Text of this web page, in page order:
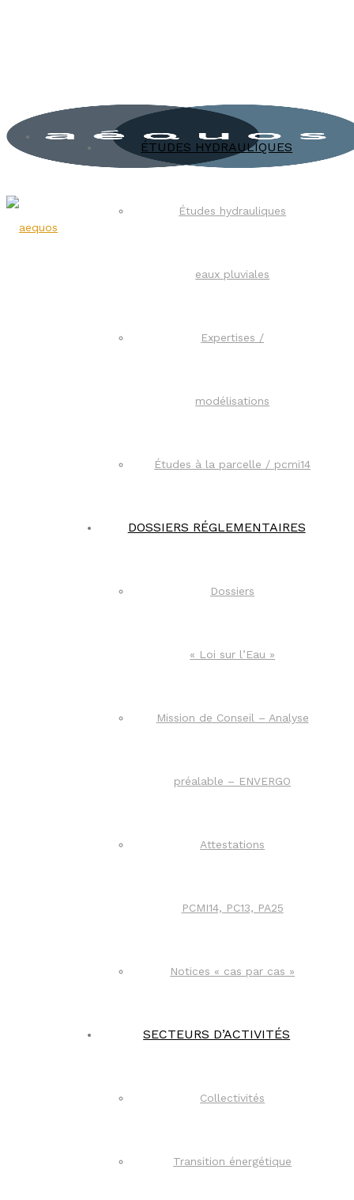
ÉTUDES HYDRAULIQUES
Études hydrauliques
eaux pluviales
Expertises /
modélisations
Études à la parcelle / pcmi14​
DOSSIERS RÉGLEMENTAIRES
Dossiers
« Loi sur l’Eau »
Mission de Conseil – Analyse
préalable – ENVERGO
Attestations
PCMI14, PC13, PA25
Notices « cas par cas »
SECTEURS D’ACTIVITÉS
Collectivités
Transition énergétique